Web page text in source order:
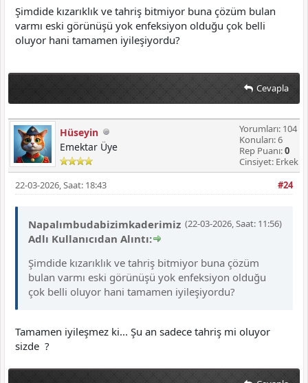
Şimdide kızarıklık ve tahriş bitmiyor buna çözüm bulan
varmı eski görünüşü yok enfeksiyon olduğu çok belli
oluyor hani tamamen iyileşiyordu?
Cevapla
Hüseyin
Emektar Üye
Yorumları: 104
Konuları: 6
Rep Puanı:0
Cinsiyet: Erkek
#24
22-03-2026, Saat: 18:43
(22-03-2026, Saat: 11:56)
Napalımbudabizimkaderimiz
Adlı Kullanıcıdan Alıntı:
Şimdide kızarıklık ve tahriş bitmiyor buna çözüm
bulan varmı eski görünüşü yok enfeksiyon olduğu
çok belli oluyor hani tamamen iyileşiyordu?
Tamamen iyileşmez ki... Şu an sadece tahriş mi oluyor
sizde ?